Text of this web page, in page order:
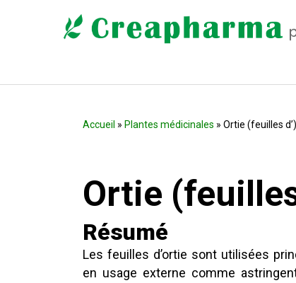
Accueil » Plantes médicinales » Ortie (feuilles d’)
Ortie
Résumé
Les feuilles d’ortie sont utilisées
en usage externe comme